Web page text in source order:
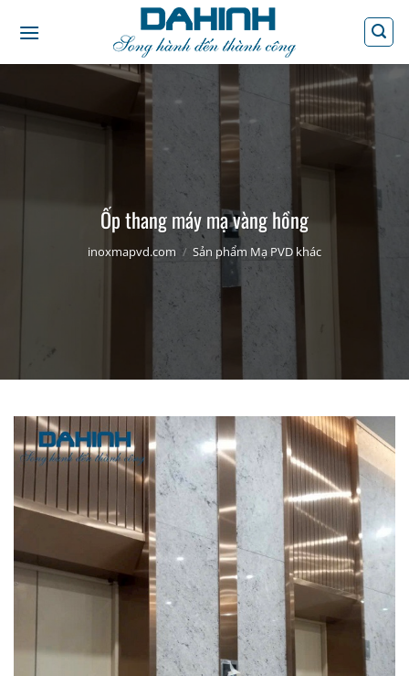
qua
Ốp thang máy mạ vàng hồng
inoxmapvd.com / Sản phẩm Mạ PVD khác